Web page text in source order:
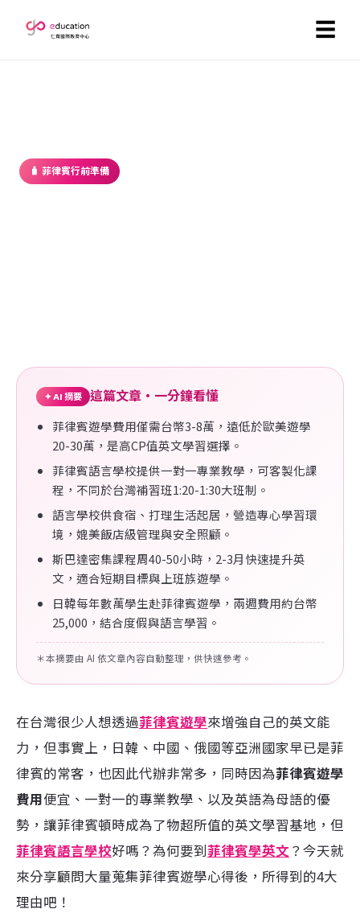
☰
🧳 菲律賓行前準備
✦ AI 摘要 這篇文章・一分鐘看懂
菲律賓遊學費用僅需台幣3-8萬，遠低於歐美遊學
20-30萬，是高CP值英文學習選擇。
菲律賓語言學校提供一對一專業教學，可客製化課
程，不同於台灣補習班1:20-1:30大班制。
語言學校供食宿、打理生活起居，營造專心學習環
境，媲美飯店級管理與安全照顧。
斯巴達密集課程周40-50小時，2-3月快速提升英
文，適合短期目標與上班族遊學。
日韓每年數萬學生赴菲律賓遊學，兩週費用約台幣
25,000，結合度假與語言學習。
＊本摘要由 AI 依文章內容自動整理，供快速參考。
在台灣很少人想透過菲律賓遊學來增強自己的英文能
力，但事實上，日韓、中國、俄國等亞洲國家早已是菲
律賓的常客，也因此代辦非常多，同時因為菲律賓遊學
費用便宜、一對一的專業教學、以及英語為母語的優
勢，讓菲律賓頓時成為了物超所值的英文學習基地，但
菲律賓語言學校好嗎？為何要到菲律賓學英文 ？今天就
來分享顧問大量蒐集菲律賓遊學心得後，所得到的4大
理由吧！